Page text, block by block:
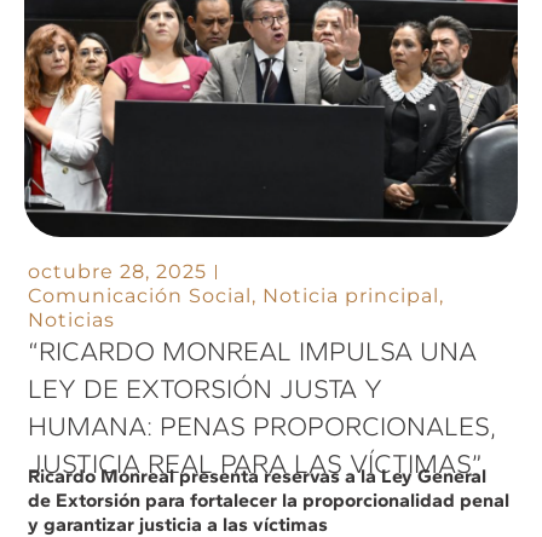
octubre 28, 2025
Comunicación Social, Noticia principal,
Noticias
“RICARDO MONREAL IMPULSA UNA
LEY DE EXTORSIÓN JUSTA Y
HUMANA: PENAS PROPORCIONALES,
JUSTICIA REAL PARA LAS VÍCTIMAS”
Ricardo Monreal presenta reservas a la Ley General
de Extorsión para fortalecer la proporcionalidad penal
y garantizar justicia a las víctimas